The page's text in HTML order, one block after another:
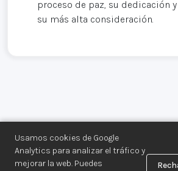
Usamos cookies de Google
Analytics para analizar el tráfico y
mejorar la web. Puedes
proceso de paz, su dedicación
su más alta consideración.
Centro de Documentación de los